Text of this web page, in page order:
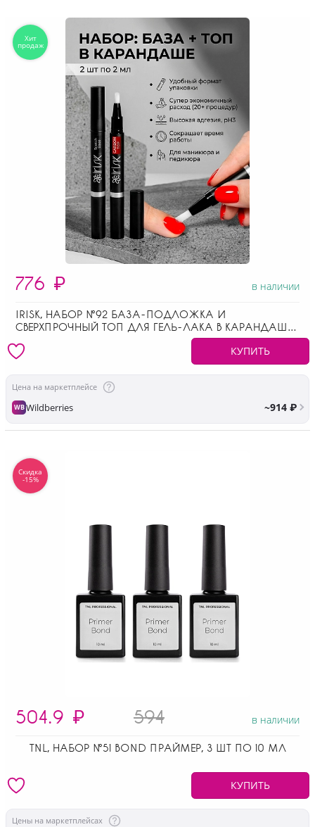
776 ₽ в наличии
IRISK, НАБОР №92 БАЗА-ПОДЛОЖКА И
СВЕРХПРОЧНЫЙ ТОП ДЛЯ ГЕЛЬ-ЛАКА В КАРАНДАШЕ
КУПИТЬ
Цена на маркетплейсе
WBWildberries ~914 ₽
504.9 ₽ 594 в наличии
TNL, НАБОР №51 BOND ПРАЙМЕР, 3 ШТ ПО 10 МЛ
КУПИТЬ
Цены на маркетплейсах
Скидка
-15%